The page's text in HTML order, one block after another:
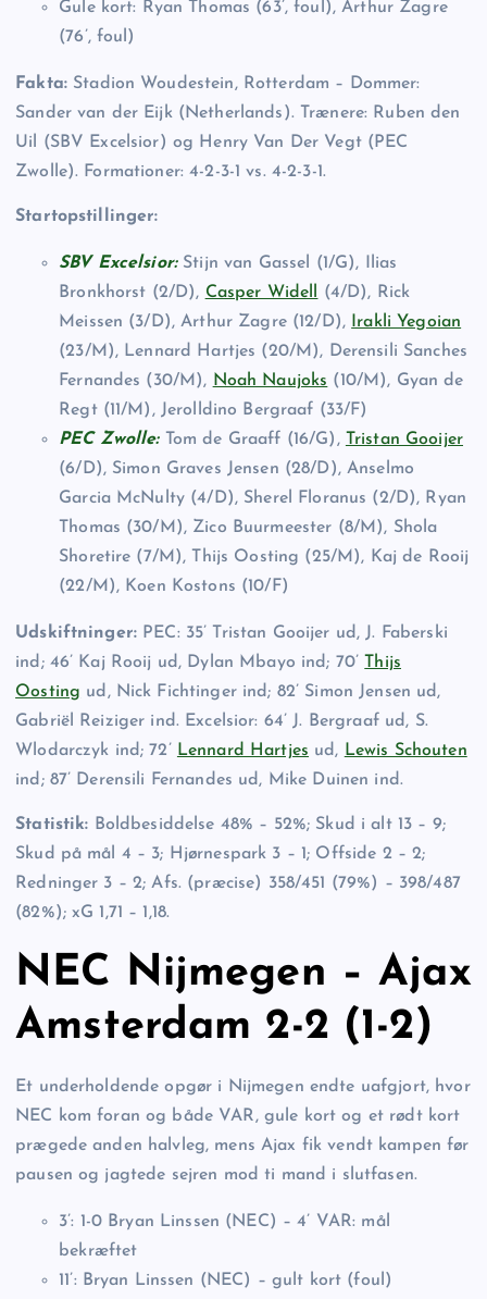
Gule kort: Ryan Thomas (63’, foul), Arthur Zagre
(76’, foul)
Fakta:Stadion Woudestein, Rotterdam – Dommer:
Sander van der Eijk (Netherlands). Trænere: Ruben den
Uil (SBV Excelsior) og Henry Van Der Vegt (PEC
Zwolle). Formationer: 4-2-3-1 vs. 4-2-3-1.
Startopstillinger:
SBV Excelsior:Stijn van Gassel (1/G), Ilias
Bronkhorst (2/D), Casper Widell
(4/D), Rick
Meissen (3/D), Arthur Zagre (12/D),
Irakli Yegoian
(23/M), Lennard Hartjes (20/M), Derensili Sanches
Fernandes (30/M), Noah Naujoks (10/M), Gyan de
Regt (11/M), Jerolldino Bergraaf (33/F)
PEC Zwolle:Tom de Graaff (16/G),
Tristan Gooijer
(6/D), Simon Graves Jensen (28/D), Anselmo
Garcia McNulty (4/D), Sherel Floranus (2/D), Ryan
Thomas (30/M), Zico Buurmeester (8/M), Shola
Shoretire (7/M), Thijs Oosting (25/M), Kaj de Rooij
(22/M), Koen Kostons (10/F)
Udskiftninger: PEC: 35’ Tristan Gooijer ud, J. Faberski
ind; 46’ Kaj Rooij ud, Dylan Mbayo ind; 70’
Thijs
Oosting ud, Nick Fichtinger ind; 82’ Simon Jensen ud,
Gabriël Reiziger ind. Excelsior: 64’ J. Bergraaf ud, S.
Wlodarczyk ind; 72’ Lennard Hartjes ud, Lewis Schouten
ind; 87’ Derensili Fernandes ud, Mike Duinen ind.
Statistik: Boldbesiddelse 48% – 52%; Skud i alt 13 – 9;
Skud på mål 4 – 3; Hjørnespark 3 – 1; Offside 2 – 2;
Redninger 3 – 2; Afs. (præcise) 358/451 (79%) – 398/487
(82%); xG 1,71 – 1,18.
NEC Nijmegen – Ajax
Amsterdam 2-2 (1-2)
Et underholdende opgør i Nijmegen endte uafgjort, hvor
NEC kom foran og både VAR, gule kort og et rødt kort
prægede anden halvleg, mens Ajax fik vendt kampen før
pausen og jagtede sejren mod ti mand i slutfasen.
3’: 1-0 Bryan Linssen (NEC) – 4’ VAR: mål
bekræftet
11’: Bryan Linssen (NEC) – gult kort (foul)